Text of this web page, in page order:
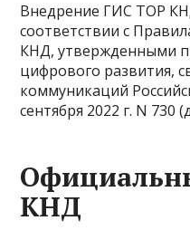
Внедрение ГИС ТОР
соответствии с
КНД, утвержденными
цифрового развития,
коммуникаций
сентября 2022 г. N 730
КНД